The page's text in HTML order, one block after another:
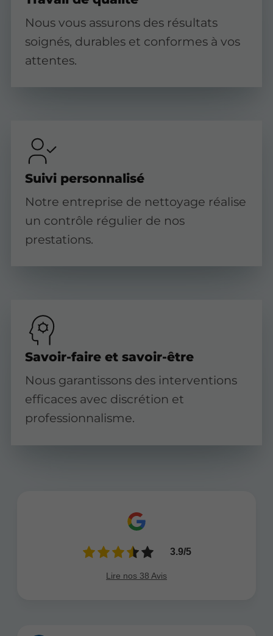
Nous vous assurons des résultats
soignés, durables et conformes à vos
attentes.
Suivi personnalisé
Notre entreprise de nettoyage réalise
un contrôle régulier de nos
prestations.
Savoir-faire et savoir-être
Nous garantissons des interventions
efficaces avec discrétion et
professionnalisme.